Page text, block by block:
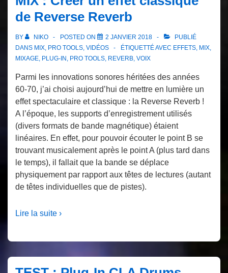
de Reverse Reverb
BY NIKO POSTED ON 2 JANVIER 2018
PUBLIÉ
DANS MIX, PRO TOOLS, VIDÉOS ÉTIQUETTÉ AVEC EFFETS, MIX,
MIXAGE, PLUG-IN, PRO TOOLS, REVERB, VOIX
Parmi les innovations sonores héritées des années
60-70, j’ai choisi aujourd’hui de mettre en lumière un
effet spectaculaire et classique : la Reverse Reverb !
A l’époque, les supports d’enregistrement utilisés
(divers formats de bande magnétique) étaient
linéaires. En effet, pour pouvoir écouter le point B se
trouvant musicalement après le point A (plus tard dans
le temps), il fallait que la bande se déplace
physiquement par rapport aux têtes de lectures (autant
de têtes individuelles que de pistes).
Lire la suite ›